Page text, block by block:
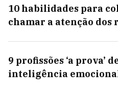
10 habilidades para
chamar a atenção
9 profissões ‘a prova’
inteligência